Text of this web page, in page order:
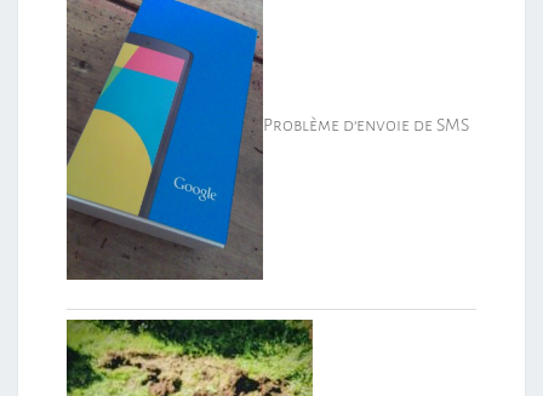
Problème d’envoie de SMS